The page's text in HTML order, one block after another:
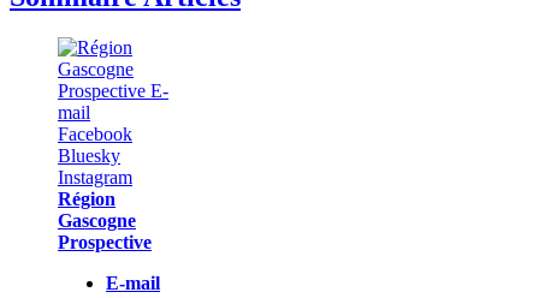
Région
Gascogne
Prospective
E-mail